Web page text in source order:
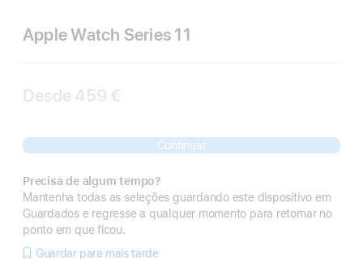
Apple Watch Series 11
Desde 459 €
Continuar
Precisa de algum tempo?
Mantenha todas as seleções guardando este dispositivo em
Guardados e regresse a qualquer momento para retomar no
ponto em que ficou.
Guardar para mais tarde